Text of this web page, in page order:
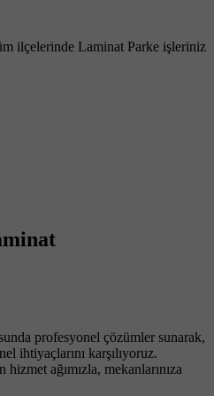
ilçelerinde Laminat Parke işleriniz
profesyonel çözümler sunarak,
ihtiyaçlarını karşılıyoruz.
ağımızla, mekanlarınıza